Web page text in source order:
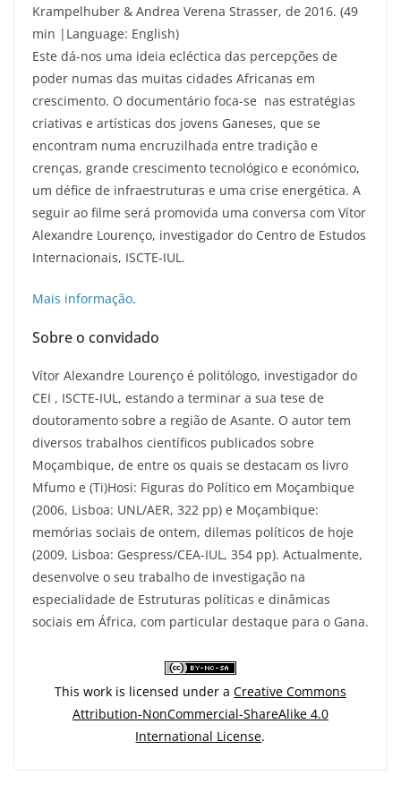
Krampelhuber & Andrea Verena Strasser, de 2016. (49
min |Language: English)
Este dá-nos uma ideia ecléctica das percepções de
poder numas das muitas cidades Africanas em
crescimento. O documentário foca-se nas estratégias
criativas e artísticas dos jovens Ganeses, que se
encontram numa encruzilhada entre tradição e
crenças, grande crescimento tecnológico e económico,
um défice de infraestruturas e uma crise energética. A
seguir ao filme será promovida uma conversa com Vítor
Alexandre Lourenço, investigador do Centro de Estudos
Internacionais, ISCTE-IUL.
Mais informação.
Sobre o convidado
Vítor Alexandre Lourenço é politólogo, investigador do
CEI , ISCTE-IUL, estando a terminar a sua tese de
doutoramento sobre a região de Asante. O autor tem
diversos trabalhos científicos publicados sobre
Moçambique, de entre os quais se destacam os livro
Mfumo e (Ti)Hosi: Figuras do Político em Moçambique
(2006, Lisboa: UNL/AER, 322 pp) e Moçambique:
memórias sociais de ontem, dilemas políticos de hoje
(2009, Lisboa: Gespress/CEA-IUL, 354 pp). Actualmente,
desenvolve o seu trabalho de investigação na
especialidade de Estruturas políticas e dinâmicas
sociais em África, com particular destaque para o Gana.
This work is licensed under a Creative Commons
Attribution-NonCommercial-ShareAlike 4.0
International License.